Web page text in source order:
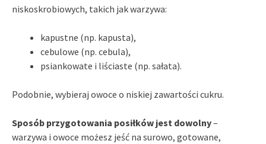
niskoskrobiowych, takich jak warzywa:
kapustne (np. kapusta),
cebulowe (np. cebula),
psiankowate i liściaste (np. sałata).
Podobnie, wybieraj owoce o niskiej zawartości cukru.
Sposób przygotowania posiłków jest dowolny–
warzywa i owoce możesz jeść na surowo, gotowane,